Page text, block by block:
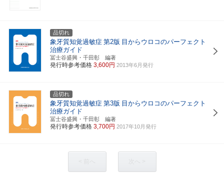
品切れ
象牙質知覚過敏症 第2版 目からウロコのパーフェクト
治療ガイド
冨士谷盛興・千田彰 編著
発行時参考価格 3,600円 2013年6月発行
品切れ
象牙質知覚過敏症 第3版 目からウロコのパーフェクト
治療ガイド
冨士谷盛興・千田彰 編著
発行時参考価格 3,700円 2017年10月発行